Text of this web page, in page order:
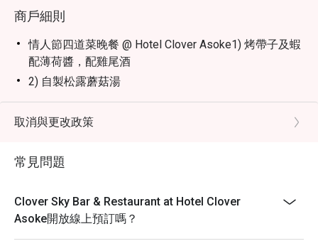
商戶細則
情人節四道菜晚餐 @ Hotel Clover Asoke1) 烤帶子及蝦
配薄荷醬，配雞尾酒
2) 自製松露蘑菇湯
3) 烤三文魚扒配雜莓醬及有機蔬菜，配葡萄酒
或 - 士多啤梨汁牛柳配松露意大利飯，配葡萄酒
自助早餐 6:00-10:00 每天淨價泰銖 450
意粉、湯、沙律吧
麵條站
雞蛋、煙肉、香腸站
取消與更改政策
常見問題
Clover Sky Bar & Restaurant at Hotel Clover
Asoke開放線上預訂嗎？